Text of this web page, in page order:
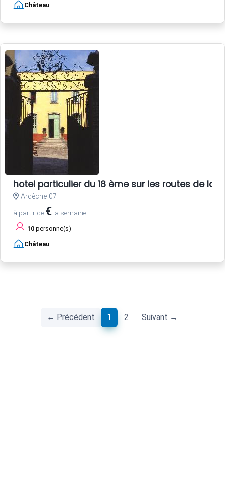
Château
hotel particulier du 18 ème sur les routes de la
Ardèche 07
à partir de € la semaine
10 personne(s)
Château
← Précédent 1 (current)
2 Suivant →